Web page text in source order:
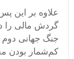
علاوه بر این
گردش مالی را
جنگ جهانی دوم
کم‌شمار بودن